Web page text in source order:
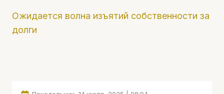
Ожидается волна изъятий собственности за
долги